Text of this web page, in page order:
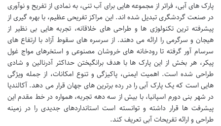
پارک های آبی، فراتر از مجموعه هایی برای آب تنی، به نمادی از تفریح و نوآوری
در صنعت گردشگری تبدیل شده اند. این مراکز تفریحی عظیم، با بهره گیری از
پیشرفته ترین تکنولوژی ها و طراحی های خلاقانه، تجربه هایی بی نظیر از
هیجان و سرگرمی را ارائه می دهند. از سرسره های سقوط آزاد با ارتفاع های
سرسام آور گرفته تا رودخانه های خروشان مصنوعی و استخرهای مواج غول
پیکر، هر بخش از این پارک ها با هدف برانگیختن حداکثر آدرنالین و شادی
طراحی شده است. اهمیت ایمنی، پاکیزگی و تنوع امکانات، از جمله ویژگی
هایی است که یک پارک آبی را در رده برترین های جهان قرار می دهد. آکالندیا
در شهر بنی دورم اسپانیا، با بیش از سه دهه تجربه، همواره در خط مقدم این
پیشرفت ها قرار داشته و توانسته است استانداردهای جدیدی را در زمینه
طراحی و ارائه تفریحات آبی تعریف کند.